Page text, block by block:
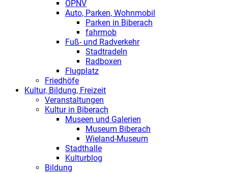
ÖPNV
Auto, Parken, Wohnmobil
Parken in Biberach
fahrmob
Fuß- und Radverkehr
Stadtradeln
Radboxen
Flugplatz
Friedhöfe
Kultur, Bildung, Freizeit
Veranstaltungen
Kultur in Biberach
Museen und Galerien
Museum Biberach
Wieland-Museum
Stadthalle
Kulturblog
Bildung